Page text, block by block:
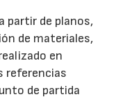
partir de planos,
de materiales,
en
referencias
de partida